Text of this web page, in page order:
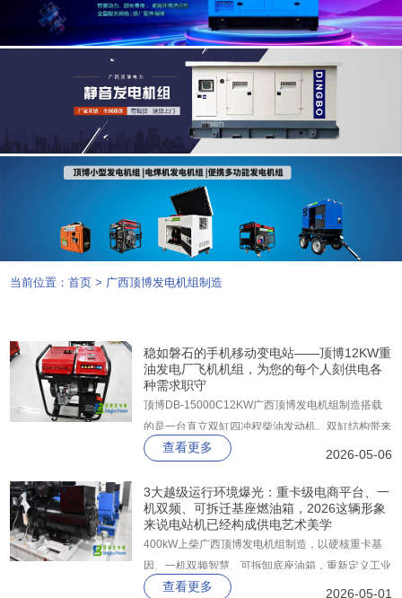
当前位置：首页 > 广西顶博发电机组制造
稳如磐石的手机移动变电站——顶博12KW重
油发电厂飞机机组，为您的每个人刻供电各
种需求职守
顶博DB-15000C12KW广西顶博发电机组制造搭载
的是一台直立双缸四冲程柴油发动机。双缸结构带来
的不仅是排量上实实在在的997cc，更是单缸机难以
查看更多 2026-05-06
3大越级运行环境爆光：重卡级电商平台、一
机双频、可拆迁基座燃油箱，2026这辆形象
来说电站机已经构成供电艺术美学
400kW上柴广西顶博发电机组制造，以硬核重卡基
因、一机双频智慧、可拆卸底座油箱，重新定义工业
美学的标杆。它不仅是应急备用电源，更是夺人眼球
查看更多 2026-05-01